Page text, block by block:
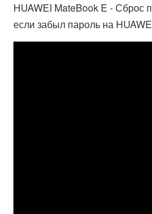
HUAWEI MateBook E - Сброс
если забыл пароль на